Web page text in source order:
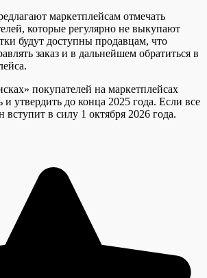
маркетплейсам отмечать
которые регулярно не выкупают
будут доступны продавцам, что
заказ и в дальнейшем обратиться в
покупателей на маркетплейсах
утвердить до конца 2025 года. Если все
вступит в силу 1 октября 2026 года.